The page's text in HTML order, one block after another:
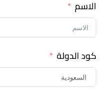
الاسم
كود الدولة